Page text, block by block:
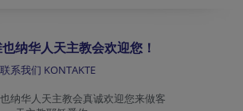
纳华人天主教会欢迎您！
系我们 KONTAKTE
纳华人天主教会真诚欢迎您来做客